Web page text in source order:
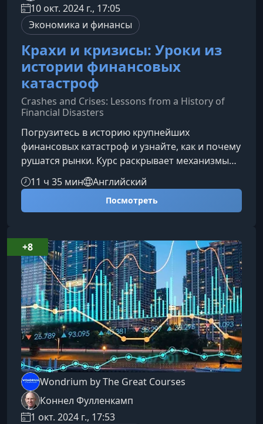
10 окт. 2024 г., 17:05
Экономика и финансы
Крахи и кризисы: Уроки из
истории финансовых
катастроф
Crashes and Crises: Lessons from a History of
Financial Disasters
Погрузитесь в историю крупнейших
финансовых катастроф и узнайте, как и почему
рушатся рынки. Курс раскрывает механизмы
ошибок, мошенничеств и массовых
заблуждений, чтобы вы научились
распознавать опасные сигналы и избегать
Фулленкамп проводит вас через четыре
столетия финансовых взлетов и падений. На
основе реальных историй и экономических
концепций вы поймете, поч
11 ч 35 мин Английский
Посмотреть
Wondrium by The Great Courses
Коннел Фулленкамп
1 окт. 2024 г., 17:53
+8